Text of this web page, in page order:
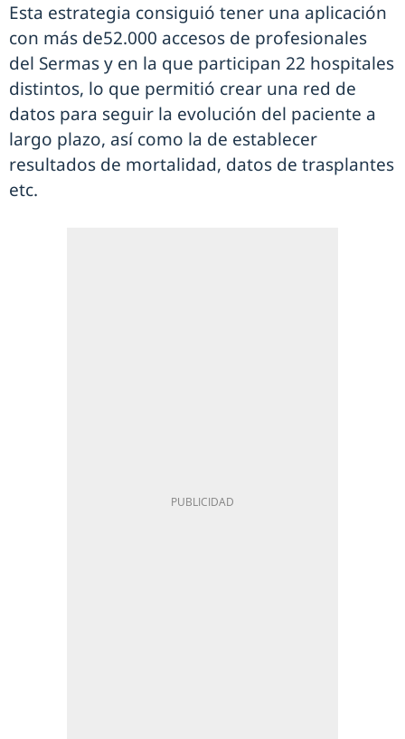
Esta estrategia consiguió tener una aplicación
con más de52.000 accesos de profesionales
del Sermas y en la que participan 22 hospitales
distintos, lo que permitió crear una red de
datos para seguir la evolución del paciente a
largo plazo, así como la de establecer
resultados de mortalidad, datos de trasplantes
etc.